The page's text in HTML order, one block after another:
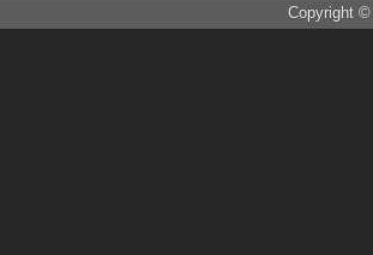
Copyright ©